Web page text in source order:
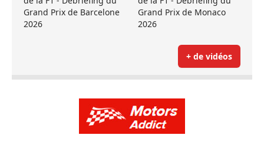
Grand Prix de Barcelone
2026
Grand Prix de Monaco
2026
+ de vidéos